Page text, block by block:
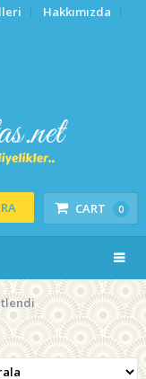
Hakkımızda
CART 0